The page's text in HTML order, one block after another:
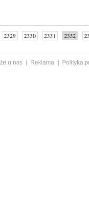
2329 2330 2331 2332
u nas Reklama
Polityka